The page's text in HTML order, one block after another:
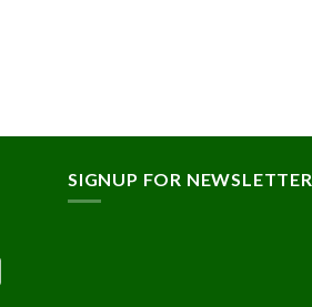
SIGNUP FOR NEWSLETTER